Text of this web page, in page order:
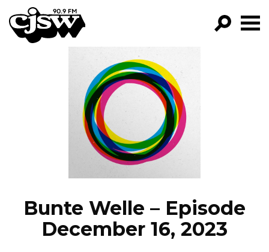
CJSW
FILTER BY:
PROGRAMS
EPISODES
NEWS
Bunte Welle – Episode
December 16, 2023